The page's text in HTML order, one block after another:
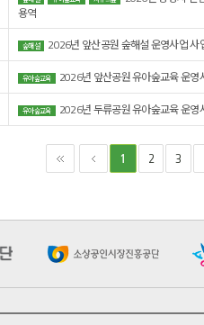
용역
숲해설
2026년 앞산공원 숲해설 운영사업 사
유아숲교육
2026년 앞산공원 유아숲교육 운영
유아숲교육 2026년 두류공원 유아숲교육 운영
1 2 3